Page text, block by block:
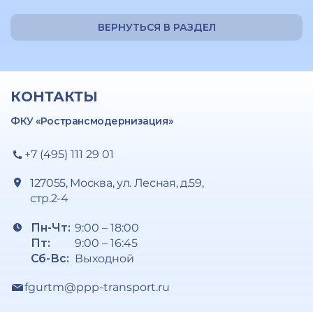
ВЕРНУТЬСЯ В РАЗДЕЛ
КОНТАКТЫ
ФКУ «Ространсмодернизация»
+7 (495) 111 29 01
127055, Москва, ул. Лесная, д.59,
стр.2-4
Пн-Чт:
Пт:
Сб-Вс:
9:00 – 18:00
9:00 – 16:45
Выходной
fgurtm@ppp-transport.ru